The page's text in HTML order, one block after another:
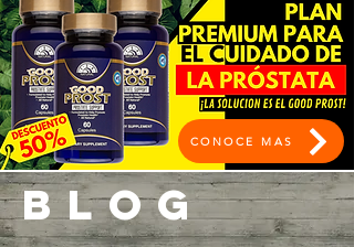
CONOCE MAS
BLOG